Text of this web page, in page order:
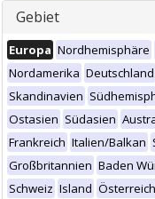
Gebiet
Europa Nordhemisphäre
Nordamerika Deutschland
Skandinavien
Ostasien Südasien
Frankreich Italien/Balkan
Großbritannien Baden
Schweiz Island Österreich